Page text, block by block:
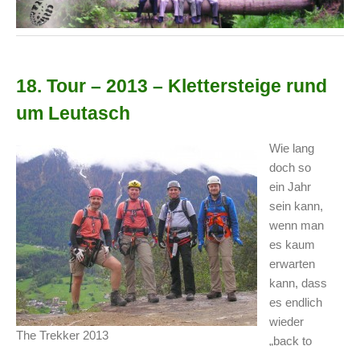
18. Tour – 2013 – Klettersteige rund
um Leutasch
The Trekker 2013
Wie lang
doch so
ein Jahr
sein kann,
wenn man
es kaum
erwarten
kann, dass
es endlich
wieder
„back to